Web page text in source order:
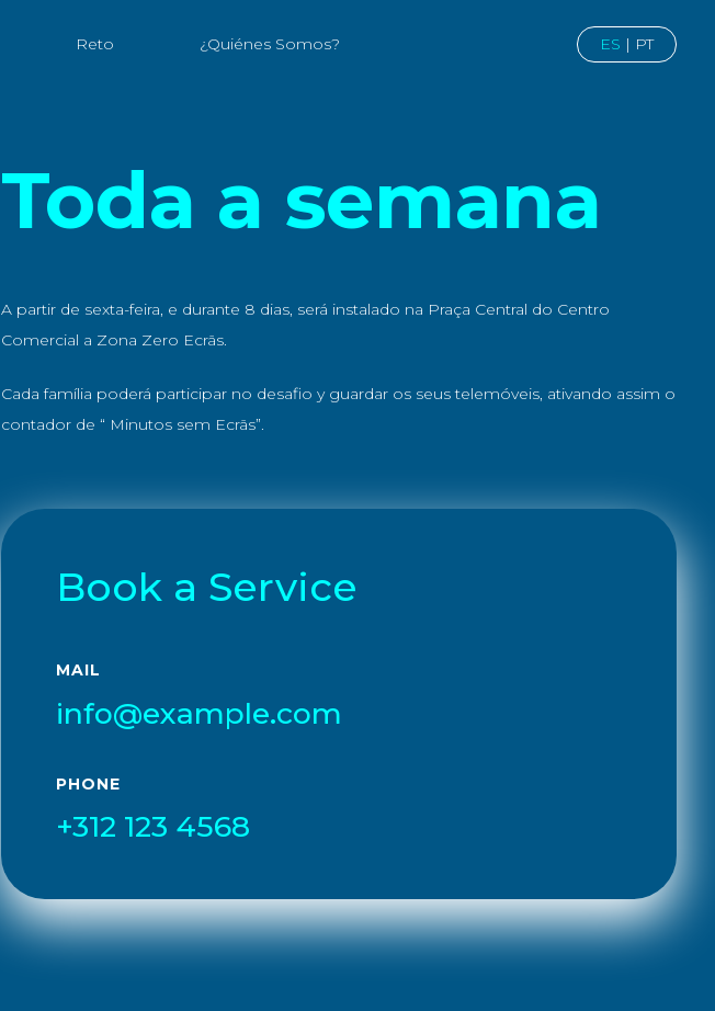
Reto ¿Quiénes Somos? ES | PT
Toda a semana
A partir de sexta-feira, e durante 8 dias, será instalado na Praça Central do Centro
Comercial a Zona Zero Ecrãs.
Cada família poderá participar no desafio y guardar os seus telemóveis, ativando assim o
contador de “ Minutos sem Ecrãs”.
Book a Service
MAIL
info@example.com
PHONE
+312 123 4568